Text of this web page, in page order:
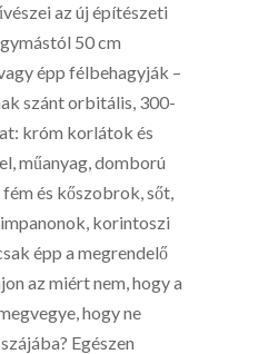
az új építészeti
50 cm
épp félbehagyják –
szánt orbitális, 300-
króm korlátok és
műanyag, domború
és kőszobrok, sőt,
korintoszi
épp a megrendelő
az miért nem, hogy a
hogy ne
Egészen